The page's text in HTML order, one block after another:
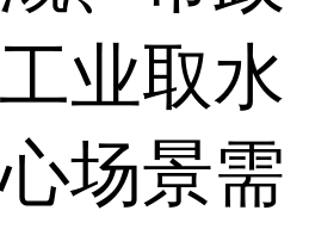
业取水
场景需